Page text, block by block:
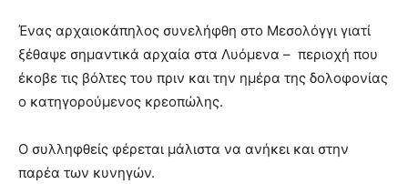
Ένας αρχαιοκάπηλος συνελήφθη στο Μεσολόγγι γιατί
ξέθαψε σημαντικά αρχαία στα Λυόμενα – περιοχή που
έκοβε τις βόλτες του πριν και την ημέρα της δολοφονίας
ο κατηγορούμενος κρεοπώλης.
Ο συλληφθείς φέρεται μάλιστα να ανήκει και στην
παρέα των κυνηγών.